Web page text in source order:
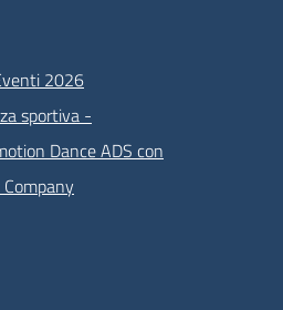
2026
sportiva -
Dance ADS con